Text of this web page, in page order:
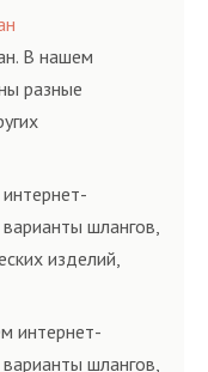
условиям
В нашем
разные
нормативам.
шлангов,
изделий,
условиям
интернет-
шлангов,